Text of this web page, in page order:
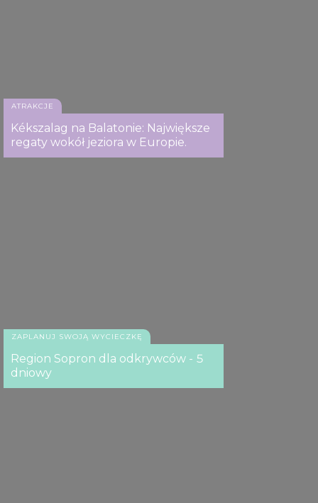
ATRAKCJE
Kékszalag na Balatonie: Największe
regaty wokół jeziora w Europie.
ZAPLANUJ SWOJĄ WYCIECZKĘ
Region Sopron dla odkrywców - 5
dniowy